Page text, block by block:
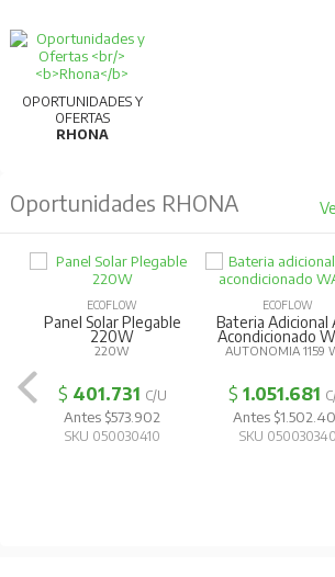
Para más información,
técnica.
OPORTUNIDADES Y
OFERTAS
RHONA
Oportunidades RHONA
ECOFLOW
Panel Solar Plegable
220W
220W
$ 401.731 C/U
Antes $573.902
SKU 050030410
ECOFLOW
Bateria Adicional
Acondicionado
AUTONOMIA 1159
$1.051.681
Antes
SKU 050030340